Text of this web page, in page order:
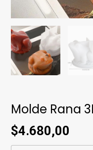
Molde Rana
$4.680,00